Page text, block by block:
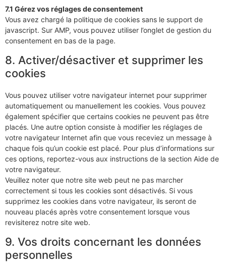
7.1 Gérez vos réglages de consentement
Vous avez chargé la politique de cookies sans le support de
javascript. Sur AMP, vous pouvez utiliser l’onglet de gestion du
consentement en bas de la page.
8. Activer/désactiver et supprimer les
cookies
Vous pouvez utiliser votre navigateur internet pour supprimer
automatiquement ou manuellement les cookies. Vous pouvez
également spécifier que certains cookies ne peuvent pas être
placés. Une autre option consiste à modifier les réglages de
votre navigateur Internet afin que vous receviez un message à
chaque fois qu’un cookie est placé. Pour plus d’informations sur
ces options, reportez-vous aux instructions de la section Aide de
votre navigateur.
Veuillez noter que notre site web peut ne pas marcher
correctement si tous les cookies sont désactivés. Si vous
supprimez les cookies dans votre navigateur, ils seront de
nouveau placés après votre consentement lorsque vous
revisiterez notre site web.
9. Vos droits concernant les données
personnelles